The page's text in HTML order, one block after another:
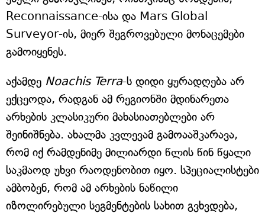
Reconnaissance-ისა და Mars Global
Surveyor-ის, მიერ შეგროვებული მონაცემები
გამოიყენეს.
აქამდე Noachis Terra-ს დიდი ყურადღება არ
ექცეოდა, რადგან ამ რეგიონში მდინარეთა
არხების კლასიკური მახასიათებლები არ
შეინიშნება. ახალმა კვლევამ გამოააშკარავა,
რომ იქ რამდენიმე მილიარდი წლის წინ წყალი
საკმაოდ უხვი რაოდენობით იყო. სპეციალისტები
ამბობენ, რომ ამ არხების ნაწილი
იზოლირებული სეგმენტების სახით გვხვდება,